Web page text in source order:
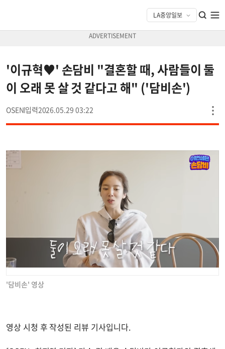
'이규혁♥' 손담비 "결혼할 때, 사람들이 둘
이 오래 못 살 것 같다고 해" ('담비손')
OSEN 2026.05.29 03:22
'담비손' 영상
영상 시청 후 작성된 리뷰 기사입니다.